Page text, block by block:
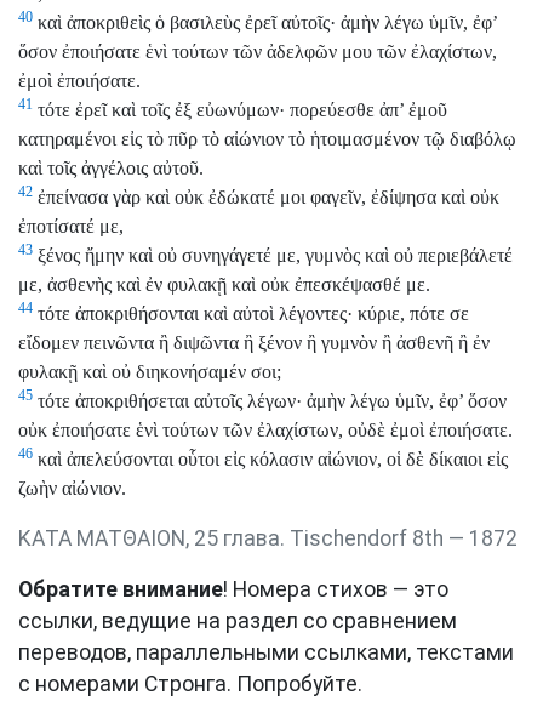
40 καὶ ἀποκριθεὶς ὁ βασιλεὺς ἐρεῖ αὐτοῖς· ἀμὴν λέγω ὑμῖν, ἐφ’
ὅσον ἐποιήσατε ἑνὶ τούτων τῶν ἀδελφῶν μου τῶν ἐλαχίστων,
ἐμοὶ ἐποιήσατε.
41 τότε ἐρεῖ καὶ τοῖς ἐξ εὐωνύμων· πορεύεσθε ἀπ’ ἐμοῦ
κατηραμένοι εἰς τὸ πῦρ τὸ αἰώνιον τὸ ἡτοιμασμένον τῷ διαβόλῳ
καὶ τοῖς ἀγγέλοις αὐτοῦ.
42 ἐπείνασα γὰρ καὶ οὐκ ἐδώκατέ μοι φαγεῖν, ἐδίψησα καὶ οὐκ
ἐποτίσατέ με,
43 ξένος ἤμην καὶ οὐ συνηγάγετέ με, γυμνὸς καὶ οὐ περιεβάλετέ
με, ἀσθενὴς καὶ ἐν φυλακῇ καὶ οὐκ ἐπεσκέψασθέ με.
44 τότε ἀποκριθήσονται καὶ αὐτοὶ λέγοντες· κύριε, πότε σε
εἴδομεν πεινῶντα ἢ διψῶντα ἢ ξένον ἢ γυμνὸν ἢ ἀσθενῆ ἢ ἐν
φυλακῇ καὶ οὐ διηκονήσαμέν σοι;
45 τότε ἀποκριθήσεται αὐτοῖς λέγων· ἀμὴν λέγω ὑμῖν, ἐφ’ ὅσον
οὐκ ἐποιήσατε ἑνὶ τούτων τῶν ἐλαχίστων, οὐδὲ ἐμοὶ ἐποιήσατε.
46 καὶ ἀπελεύσονται οὗτοι εἰς κόλασιν αἰώνιον, οἱ δὲ δίκαιοι εἰς
ζωὴν αἰώνιον.
ΚΑΤΑ ΜΑΤΘΑΙΟΝ, 25 глава. Tischendorf 8th — 1872
Обратите внимание! Номера стихов — это
ссылки, ведущие на раздел со сравнением
переводов, параллельными ссылками, текстами
с номерами Стронга. Попробуйте.